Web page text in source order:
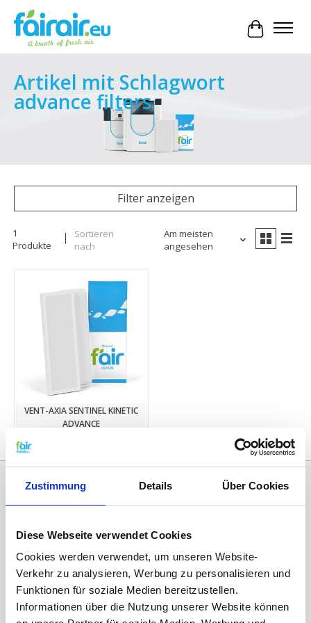
Zustimmung Details Über Cookies
Diese Webseite verwendet Cookies
Cookies werden verwendet, um unseren Website-
Verkehr zu analysieren, Werbung zu personalisieren und
Funktionen für soziale Medien bereitzustellen.
Informationen über die Nutzung unserer Website können
Ihr
Artikel mit Schlagwort
advance filters
Filter anzeigen
1
Produkte
Sortieren
nach
Am meisten
angesehen
VENT-AXIA SENTINEL KINETIC
ADVANCE
Kategorien